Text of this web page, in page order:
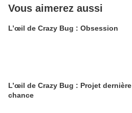
Vous aimerez aussi
L’œil de Crazy Bug : Obsession
L’œil de Crazy Bug : Projet dernière
chance